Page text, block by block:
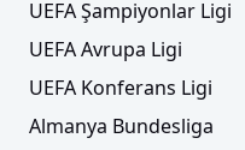
UEFA Şampiyonlar Ligi
UEFA Avrupa Ligi
UEFA Konferans Ligi
Almanya Bundesliga